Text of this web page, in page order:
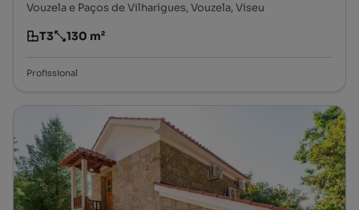
Vouzela e Paços de Vilharigues, Vouzela, Viseu
Tipologia
T3
Preço por metro quadrado
130 m²
Profissional